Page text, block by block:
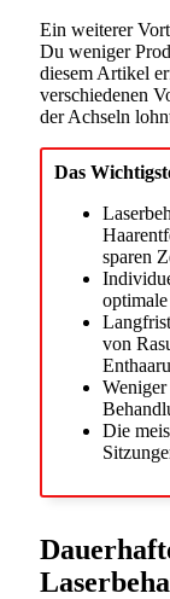
Ein weiterer
Du weniger
diesem Artikel
verschiedenen
der Achseln
Das
sparen
von
Weniger
Die